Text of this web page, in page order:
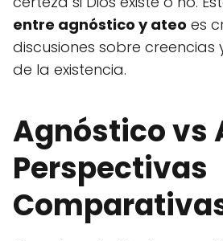
entre agnóstico y ateo es
discusiones sobre creencias
de la existencia.
Agnóstico vs
Perspectivas